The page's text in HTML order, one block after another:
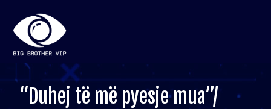
“Duhej të më pyesje mua”/